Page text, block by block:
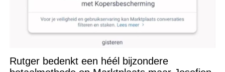
Rutger bedenkt een héél bijzondere